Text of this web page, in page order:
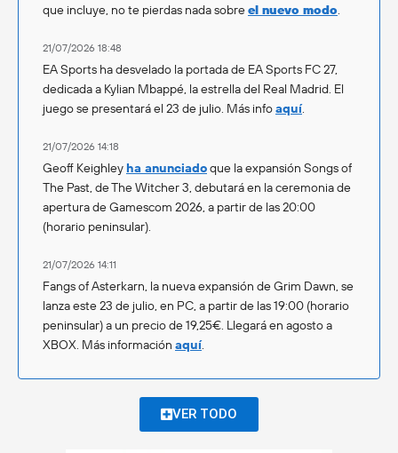
que incluye, no te pierdas nada sobreel nuevo modo.
21/07/2026 18:48
EA Sports ha desvelado la portada de EA Sports FC 27,
dedicada a Kylian Mbappé, la estrella del Real Madrid. El
juego se presentará el 23 de julio. Más infoaquí.
21/07/2026 14:18
Geoff Keighley ha anunciadoque la expansión Songs of
The Past, de The Witcher 3, debutará en la ceremonia de
apertura de Gamescom 2026, a partir de las 20:00
(horario peninsular).
21/07/2026 14:11
Fangs of Asterkarn, la nueva expansión de Grim Dawn, se
lanza este 23 de julio, en PC, a partir de las 19:00 (horario
peninsular) a un precio de 19,25€. Llegará en agosto a
XBOX. Más información aquí.
VER TODO